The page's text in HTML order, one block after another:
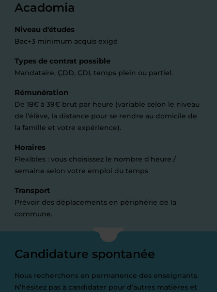
Acadomia
Niveau d'études
Bac+3 minimum acquis exigé
Types de contrat possible
Mandataire, CDD, CDI, temps plein ou partiel.
Rémunération
De 18€ à 39€ brut par heure (variable selon le niveau
de l’élève, la distance pour se rendre au domicile de
la famille et votre expérience).
Horaires
Flexibles : vous choisissez le nombre d'heure /
semaine selon votre emploi du temps
Transport
Prévoir des déplacements en périphérie de la
commune.
Candidature spontanée
Nous recherchons en permanence des enseignants.
N’hésitez pas à candidater pour d’autres matières et